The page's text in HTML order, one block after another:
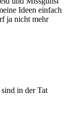
Ideen einfach
ja nicht mehr
in der Tat